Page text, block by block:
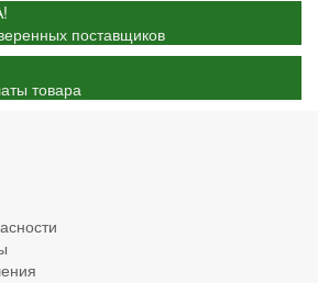
поставщиков
товара